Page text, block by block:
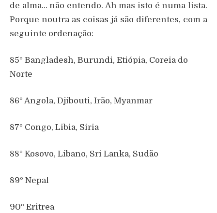
de alma… não entendo. Ah mas isto é numa lista.
Porque noutra as coisas já são diferentes, com a
seguinte ordenação:
85º Bangladesh, Burundi, Etiópia, Coreia do
Norte
86º Angola, Djibouti, Irão, Myanmar
87º Congo, Libia, Siria
88º Kosovo, Libano, Sri Lanka, Sudão
89º Nepal
90º Eritrea